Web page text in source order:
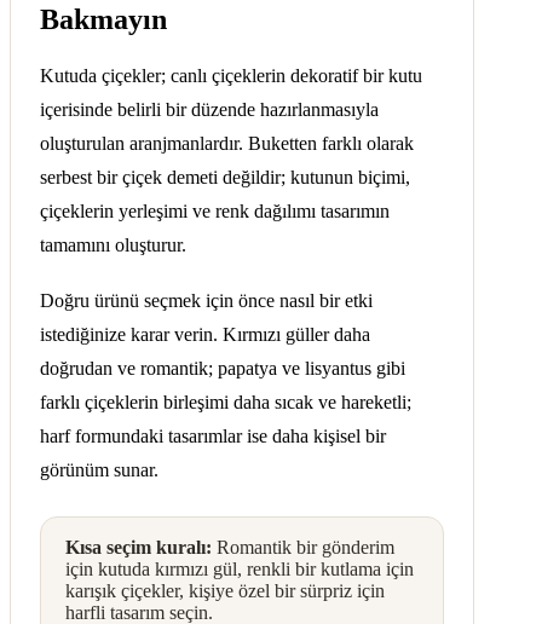
Bakmayın
Kutuda çiçekler; canlı çiçeklerin dekoratif bir kutu
içerisinde belirli bir düzende hazırlanmasıyla
oluşturulan aranjmanlardır. Buketten farklı olarak
serbest bir çiçek demeti değildir; kutunun biçimi,
çiçeklerin yerleşimi ve renk dağılımı tasarımın
tamamını oluşturur.
Doğru ürünü seçmek için önce nasıl bir etki
istediğinize karar verin. Kırmızı güller daha
doğrudan ve romantik; papatya ve lisyantus gibi
farklı çiçeklerin birleşimi daha sıcak ve hareketli;
harf formundaki tasarımlar ise daha kişisel bir
görünüm sunar.
Kısa seçim kuralı: Romantik bir gönderim
için kutuda kırmızı gül, renkli bir kutlama için
karışık çiçekler, kişiye özel bir sürpriz için
harfli tasarım seçin.